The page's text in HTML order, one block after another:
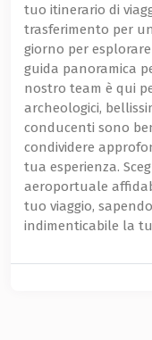
tuo itinerario di
trasferimento per
giorno per
guida panoramica
nostro team è qui
archeologici,
conducenti sono
condividere
tua esperienza.
aeroportuale
tuo viaggio,
indimenticabile la